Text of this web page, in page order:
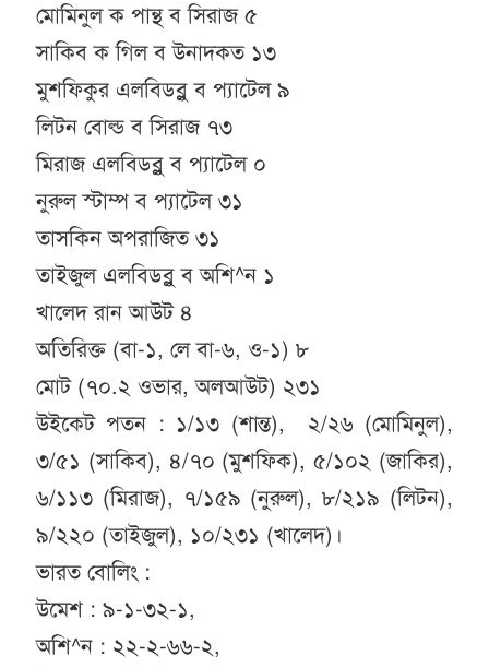
মোমিনুল ক পান্থ ব সিরাজ ৫
সাকিব ক গিল ব উনাদকত ১৩
মুশফিকুর এলবিডব্লু ব প্যাটেল ৯
লিটন বোল্ড ব সিরাজ ৭৩
মিরাজ এলবিডব্লু ব প্যাটেল ০
নুরুল স্টাম্প ব প্যাটেল ৩১
তাসকিন অপরাজিত ৩১
তাইজুল এলবিডব্লু ব অশি^ন ১
খালেদ রান আউট ৪
অতিরিক্ত (বা-১, লে বা-৬, ও-১) ৮
মোট (৭০.২ ওভার, অলআউট) ২৩১
উইকেট পতন : ১/১৩ (শান্ত), ২/২৬ (মোমিনুল),
৩/৫১ (সাকিব), ৪/৭০ (মুশফিক), ৫/১০২ (জাকির),
৬/১১৩ (মিরাজ), ৭/১৫৯ (নুরুল), ৮/২১৯ (লিটন),
৯/২২০ (তাইজুল), ১০/২৩১ (খালেদ)।
ভারত বোলিং :
উমেশ : ৯-১-৩২-১,
অশি^ন : ২২-২-৬৬-২,